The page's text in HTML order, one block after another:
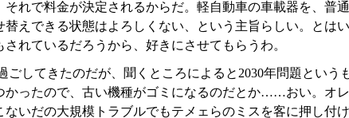
それで料金が決定されるからだ。軽自動車の車載器を、普
替えできる状態はよろしくない、という主旨らしい。とは
れているだろうから、好きにさせてもらうわ。
ごしてきたのだが、聞くところによると2030年問題とい
かったので、古い機種がゴミになるのだとか……おい。オ
ないだの大規模トラブルでもテメェらのミスを客に押し付